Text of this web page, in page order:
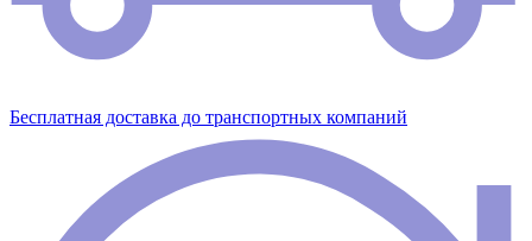
Бесплатная доставка до транспортных компаний